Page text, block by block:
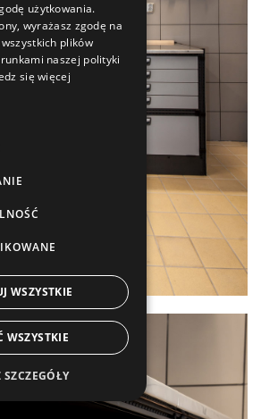
użytkowania.
wyrażasz zgodę na
plików
naszej polityki
się więcej
WSZYSTKIE
WSZYSTKIE
SZCZEGÓŁY